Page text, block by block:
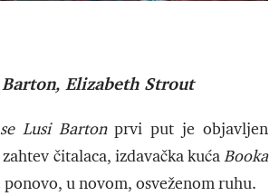
Elizabeth Strout
Lusi Bartonprvi put je objavljen
čitalaca, izdavačka kućaBooka
u novom, osveženom ruhu.